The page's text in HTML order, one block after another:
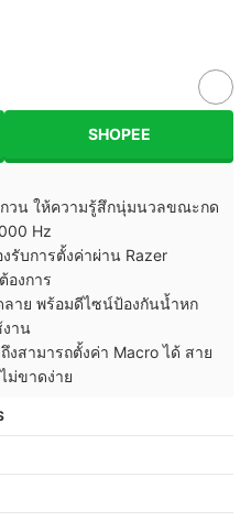
SHOPEE
กวน ให้ความรู้สึกนุ่มนวลขณะกด
Hz
รับการตั้งค่าผ่าน Razer
องการ
ลาย พร้อมดีไซน์ป้องกันน้ำหก
งาน
งสามารถตั้งค่า Macro ได้ สาย
ม่ขาดง่าย